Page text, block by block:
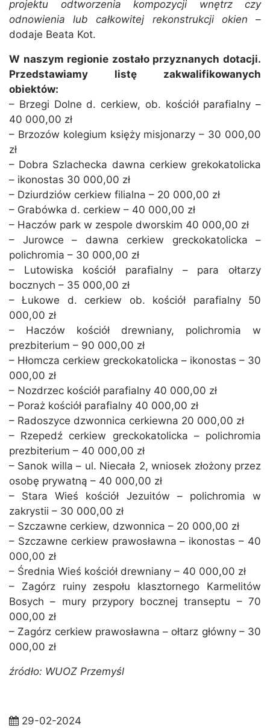
projektu odtworzenia kompozycji wnętrz czy
odnowienia lub całkowitej rekonstrukcji okien –
dodaje Beata Kot.
W naszym regionie zostało przyznanych dotacji.
Przedstawiamy listę zakwalifikowanych
obiektów:
– Brzegi Dolne d. cerkiew, ob. kościół parafialny –
40 000,00 zł
– Brzozów kolegium księży misjonarzy – 30 000,00
zł
– Dobra Szlachecka dawna cerkiew grekokatolicka
– ikonostas 30 000,00 zł
– Dziurdziów cerkiew filialna – 20 000,00 zł
– Grabówka d. cerkiew – 40 000,00 zł
– Haczów park w zespole dworskim 40 000,00 zł
– Jurowce – dawna cerkiew greckokatolicka –
polichromia – 30 000,00 zł
– Lutowiska kościół parafialny – para ołtarzy
bocznych – 35 000,00 zł
– Łukowe d. cerkiew ob. kościół parafialny 50
000,00 zł
– Haczów kościół drewniany, polichromia w
prezbiterium – 90 000,00 zł
– Hłomcza cerkiew greckokatolicka – ikonostas – 30
000,00 zł
– Nozdrzec kościół parafialny 40 000,00 zł
– Poraż kościół parafialny 40 000,00 zł
– Radoszyce dzwonnica cerkiewna 20 000,00 zł
– Rzepedź cerkiew greckokatolicka – polichromia
prezbiterium – 40 000,00 zł
– Sanok willa – ul. Niecała 2, wniosek złożony przez
osobę prywatną – 40 000,00 zł
– Stara Wieś kościół Jezuitów – polichromia w
zakrystii – 30 000,00 zł
– Szczawne cerkiew, dzwonnica – 20 000,00 zł
– Szczawne cerkiew prawosławna – ikonostas – 40
000,00 zł
– Średnia Wieś kościół drewniany – 40 000,00 zł
– Zagórz ruiny zespołu klasztornego Karmelitów
Bosych – mury przypory bocznej transeptu – 70
000,00 zł
– Zagórz cerkiew prawosławna – ołtarz główny – 30
000,00 zł
źródło: WUOZ Przemyśl
29-02-2024